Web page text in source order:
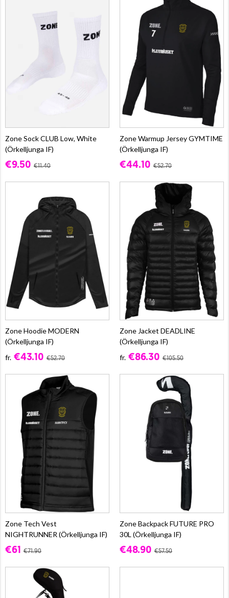
Zone Sock CLUB Low, White
(Örkelljunga IF)
€9.50 €11.40
Zone Warmup Jersey GYMTIME
(Örkelljunga IF)
€44.10 €52.70
Zone Hoodie MODERN
(Örkelljunga IF)
fr. €43.10 €52.70
Zone Jacket DEADLINE
(Örkelljunga IF)
fr. €86.30 €105.50
Zone Tech Vest
NIGHTRUNNER (Örkelljunga IF)
€61 €71.90
Zone Backpack FUTURE PRO
30L (Örkelljunga IF)
€48.90 €57.50